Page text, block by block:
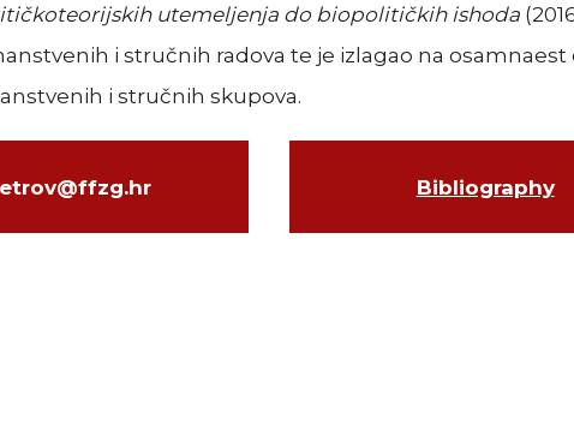
utemeljenja do biopolitičkih ishoda
i stručnih radova te je izlagao na osamnaest
i stručnih skupova.
Bibliography